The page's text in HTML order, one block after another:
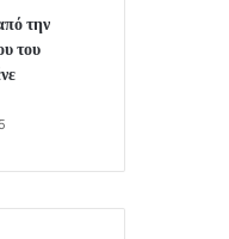
την
του